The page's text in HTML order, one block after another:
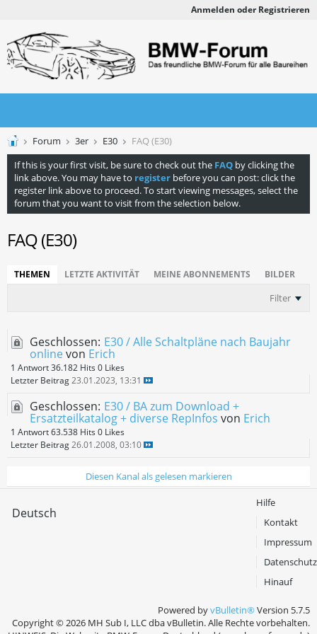
Anmelden oder Registrieren
Forum 3er E30
FAQ (E30)
If this is your first visit, be sure to check out the FAQ by clicking the
link above. You may have to register before you can post: click the
register link above to proceed. To start viewing messages, select the
forum that you want to visit from the selection below.
FAQ (E30)
THEMEN LETZTE AKTIVITÄT MEINE ABONNEMENTS BILDER
Filter
Geschlossen: E30 / Alle Schaltpläne nach Baujahr
onlinevon Erich
1 Antwort36.182 Hits 0 Likes
Letzter Beitrag 23.01.2023, 13:31
Geschlossen: E30 / BA zum Download +
Ersatzteilkatalog + diverse RepInfos von Erich
1 Antwort63.538 Hits 0 Likes
Letzter Beitrag 26.01.2008, 03:10
Diesen Kanal als gelesen markieren
Deutsch
Hilfe
Kontakt
Impressum
Datenschutz
Hinauf
Powered byvBulletin®Version 5.7.5
Copyright © 2026 MH Sub I, LLC dba vBulletin. Alle Rechte vorbehalten.